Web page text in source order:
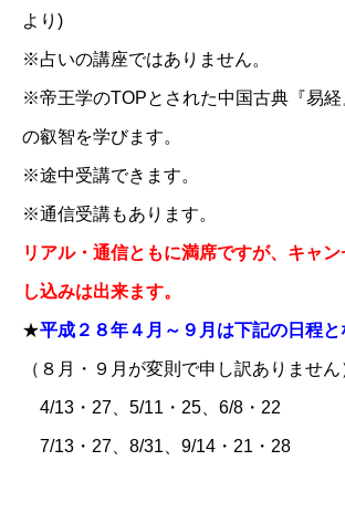
より)
※占いの講座ではありません。
※帝王学のTOPとされた中国古典『易
の叡智を学びます。
※途中受講できます。
※通信受講もあります。
リアル・通信ともに満席ですが、キャ
し込みは出来ます。
★平成２８年４月～９月は下記の日程と
（８月・９月が変則で申し訳ありません
4/13・27、5/11・25、6/8・22
7/13・27、8/31、9/14・21・28